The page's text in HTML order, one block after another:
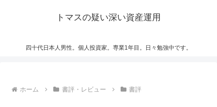
トマスの疑い深い資産運用
四十代日本人男性。個人投資家。専業1年目。日々勉強中です。
ホーム 書評・レビュー 書評